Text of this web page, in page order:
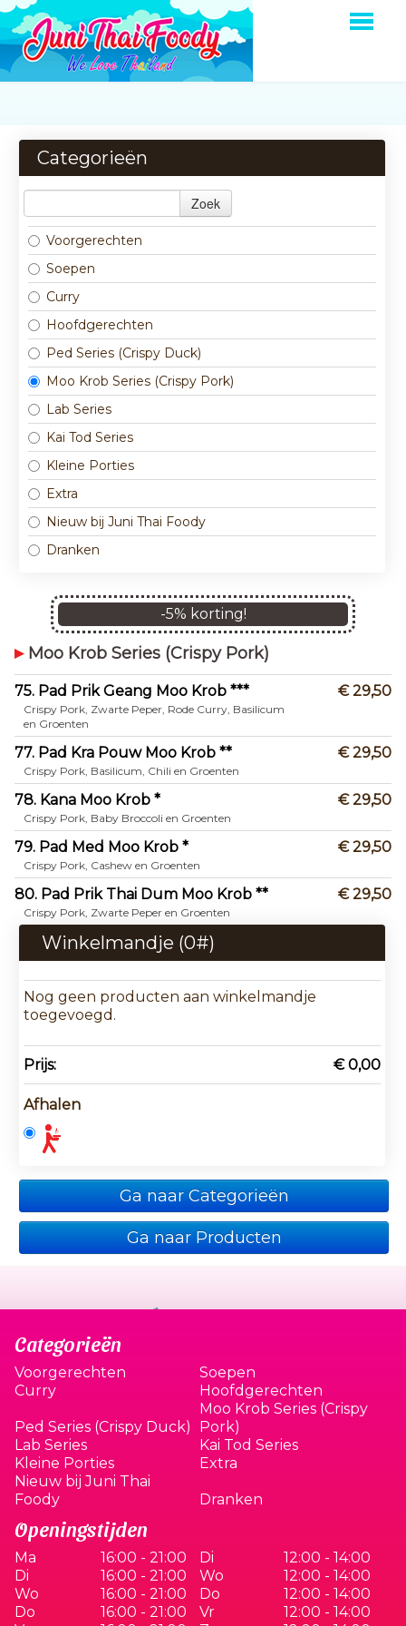
BESTELLEN
MENU
OVER ONS
LOGIN
CONTACT
Categorieën
Zoek
Voorgerechten
Soepen
Curry
Hoofdgerechten
Ped Series (Crispy Duck)
Moo Krob Series (Crispy Pork)
Lab Series
Kai Tod Series
Kleine Porties
Extra
Nieuw bij Juni Thai Foody
Dranken
-5% korting!
Moo Krob Series (Crispy Pork)
75. Pad Prik Geang Moo Krob ***
Crispy Pork, Zwarte Peper, Rode Curry, Basilicum
en Groenten
€ 29,50
77. Pad Kra Pouw Moo Krob **
Crispy Pork, Basilicum, Chili en Groenten
€ 29,50
78. Kana Moo Krob *
Crispy Pork, Baby Broccoli en Groenten
€ 29,50
79. Pad Med Moo Krob *
Crispy Pork, Cashew en Groenten
€ 29,50
80. Pad Prik Thai Dum Moo Krob **
Crispy Pork, Zwarte Peper en Groenten
€ 29,50
Winkelmandje (0#)
Nog geen producten aan winkelmandje
toegevoegd.
Prijs: € 0,00
Afhalen
Ga naar Categorieën
Ga naar Producten
Categorieën
Voorgerechten
Soepen
Curry
Hoofdgerechten
Ped Series (Crispy Duck)
Moo Krob Series (Crispy
Pork)
Lab Series
Kai Tod Series
Kleine Porties
Extra
Nieuw bij Juni Thai
Foody
Dranken
Openingstijden
Ma 16:00 - 21:00 Di
12:00 - 14:00
Di
16:00 - 21:00 Wo
12:00 - 14:00
Wo
16:00 - 21:00 Do
12:00 - 14:00
Do
16:00 - 21:00 Vr
12:00 - 14:00